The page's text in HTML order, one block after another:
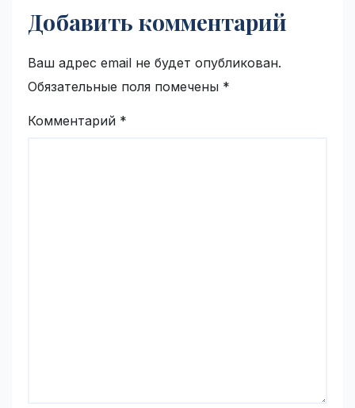
Добавить комментарий
Ваш адрес email не будет опубликован.
Обязательные поля помечены *
Комментарий *